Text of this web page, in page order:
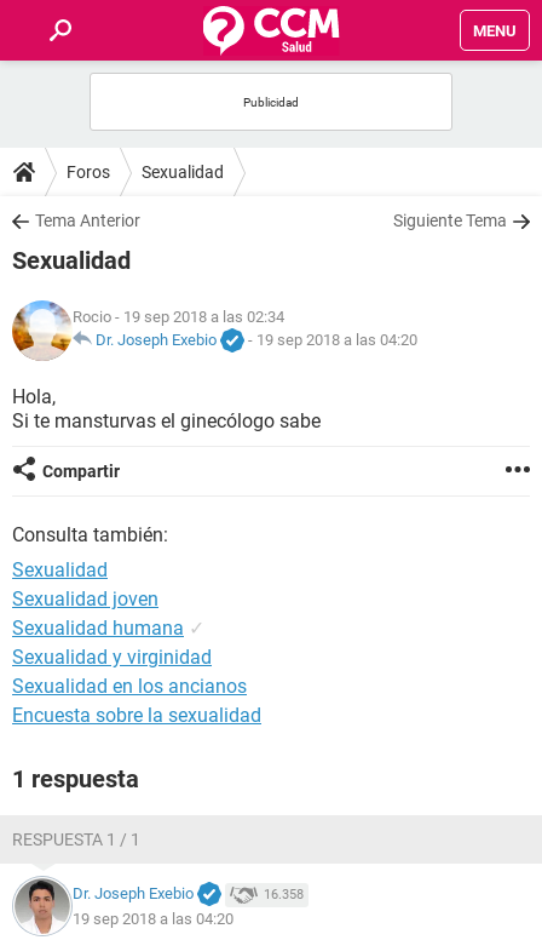
MENU
FOROS
SALUD
NUTRICIÓN
BIENESTAR
SEXUALIDAD
GLOSARIO
Foros Sexualidad
Tema Anterior Siguiente Tema
Sexualidad
Rocio - 19 sep 2018 a las 02:34
Dr. Joseph Exebio
- 19 sep 2018 a las 04:20
Hola,
Si te mansturvas el ginecólogo sabe
Compartir
Consulta también:
Sexualidad
Sexualidad joven
Sexualidad humana ✓
Sexualidad y virginidad
Sexualidad en los ancianos
Encuesta sobre la sexualidad
1 respuesta
RESPUESTA 1 / 1
Dr. Joseph Exebio 16.358
19 sep 2018 a las 04:20